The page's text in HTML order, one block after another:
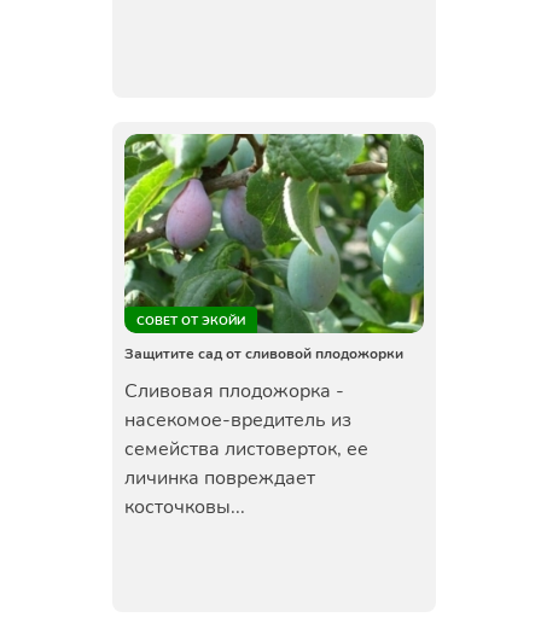
СОВЕТ ОТ ЭКОЙИ
Защитите сад от сливовой плодожорки
Сливовая плодожорка -
насекомое-вредитель из
семейства листоверток, ее
личинка повреждает
косточковы...